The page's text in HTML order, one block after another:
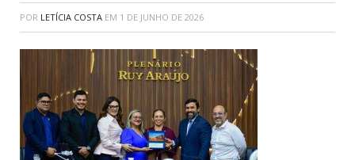
POR LETÍCIA COSTA EM 1 DE JUNHO DE 2026